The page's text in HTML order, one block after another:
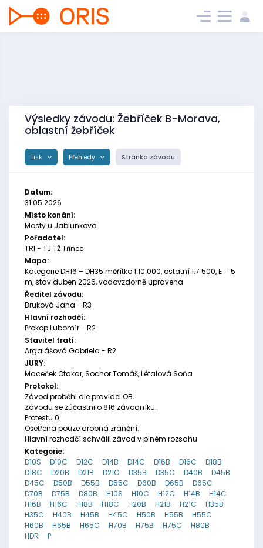
Výsledky závodu: Žebříček B-Morava,
oblastní žebříček
Tisk Přehledy Stránka závodu
Datum:
31.05.2026
Místo konání:
Mosty u Jablunkova
Pořadatel:
TRI - TJ TŽ Třinec
Mapa:
Kategorie DH16 – DH35 měřítko 1:10 000, ostatní 1:7 500, E = 5
m, stav duben 2026, vodovzdorně upravena
Ředitel závodu:
Bruková Jana - R3
Hlavní rozhodčí:
Prokop Lubomír - R2
Stavitel tratí:
Argalášová Gabriela - R2
JURY:
Maceček Otakar, Sochor Tomáš, Létalová Soňa
Protokol:
Závod proběhl dle pravidel OB.
Závodu se zúčastnilo 816 závodníku.
Protestu 0
Ošetřena pouze drobná zranění.
Hlavní rozhodčí schválil závod v plném rozsahu
Kategorie:
D10S
D10C D12C D14B D14C D16B D16C
D18B
D18C
D20B D21B D21C D35B D35C D40B
D45B
D45C
D50B D55B D55C D60B D65B
D65C
D70B
D75B D80B H10S H10C H12C H14B
H14C
H16B
H16C H18B H18C H20B H21B H21C
H35B
H35C
H40B H45B H45C H50B H55B
H55C
H60B
H65B H65C H70B H75B H75C
H80B
HDR
P